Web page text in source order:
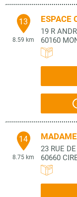
13
8.59 km
ESPACE
19 R
60160
14
8.75 km
23 RUE
60660